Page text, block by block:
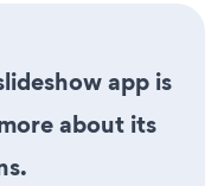
app is
about its